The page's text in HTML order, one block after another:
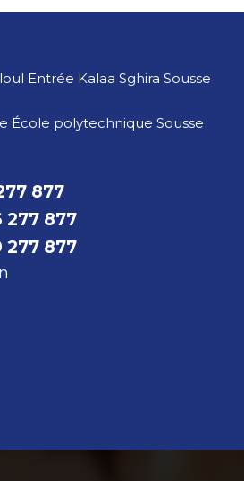
Entrée Kalaa Sghira Sousse
École polytechnique Sousse
877
277 877
277 877